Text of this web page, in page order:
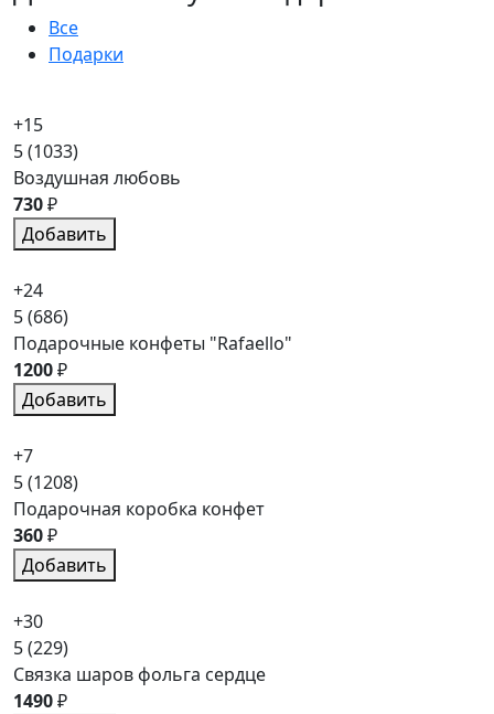
Все
Подарки
+15
5(1033)
Воздушная любовь
730₽
Добавить
+24
5(686)
Подарочные конфеты "Rafaello"
1200₽
Добавить
+7
5(1208)
Подарочная коробка конфет
360₽
Добавить
+30
5(229)
Связка шаров фольга сердце
1490₽